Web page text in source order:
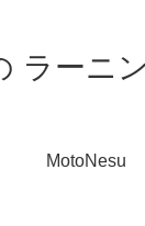
ラーニ
MotoNesu